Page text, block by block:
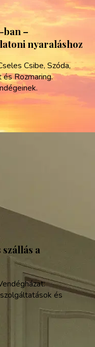
ban –
nyaraláshoz
Csibe, Szóda,
és Rozmaring.
a
és